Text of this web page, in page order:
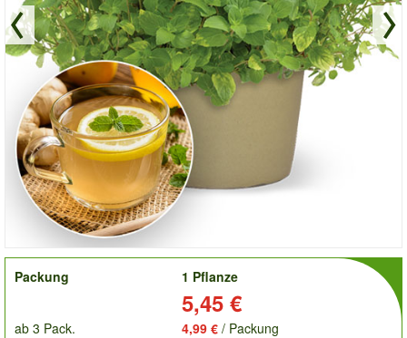
order
Packung
1 Pflanze
5,45 €
ab 3 Pack. 4,99 € / Packung